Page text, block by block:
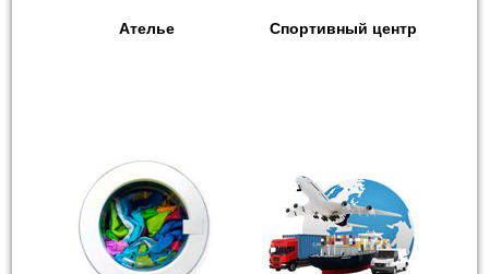
Ателье Спортивный центр